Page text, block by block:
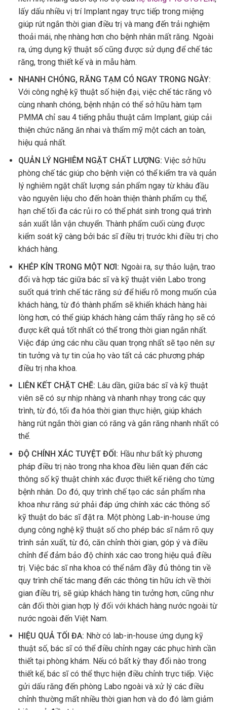
lấy dấu nhiều vị trí Implant ngay trực tiếp trong miệng
giúp rút ngắn thời gian điều trị và mang đến trải nghiệm
thoải mái, nhẹ nhàng hơn cho bệnh nhân mất răng. Ngoài
ra, ứng dụng kỹ thuật số cũng được sử dụng để chế tác
răng, trong thiết kế và in mẫu hàm.
NHANH CHÓNG, RĂNG TẠM CÓ NGAY TRONG NGÀY:
Với công nghệ kỹ thuật số hiện đại, việc chế tác răng vô
cùng nhanh chóng, bệnh nhận có thể sở hữu hàm tạm
PMMA chỉ sau 4 tiếng phẫu thuật cắm Implant, giúp cải
thiện chức năng ăn nhai và thẩm mỹ một cách an toàn,
hiệu quả nhất.
QUẢN LÝ NGHIÊM NGẶT CHẤT LƯỢNG: Việc sở hữu
phòng chế tác giúp cho bệnh viện có thể kiểm tra và quản
lý nghiêm ngặt chất lượng sản phẩm ngay từ khâu đầu
vào nguyên liệu cho đến hoàn thiện thành phẩm cụ thể,
hạn chế tối đa các rủi ro có thể phát sinh trong quá trình
sản xuất lẫn vận chuyển. Thành phẩm cuối cùng được
kiểm soát kỹ càng bởi bác sĩ điều trị trước khi điều trị cho
khách hàng.
KHÉP KÍN TRONG MỘT NƠI: Ngoài ra, sự thảo luận, trao
đổi và hợp tác giữa bác sĩ và kỹ thuật viên Labo trong
suốt quá trình chế tác răng sứ để hiểu rõ mong muốn của
khách hàng, từ đó thành phẩm sẽ khiến khách hàng hài
lòng hơn, có thể giúp khách hàng cảm thấy rằng họ sẽ có
được kết quả tốt nhất có thể trong thời gian ngắn nhất.
Việc đáp ứng các nhu cầu quan trọng nhất sẽ tạo nên sự
tin tưởng và tự tin của họ vào tất cả các phương pháp
điều trị nha khoa.
LIÊN KẾT CHẶT CHẼ: Lâu dần, giữa bác sĩ và kỹ thuật
viên sẽ có sự nhịp nhàng và nhanh nhạy trong các quy
trình, từ đó, tối đa hóa thời gian thực hiện, giúp khách
hàng rút ngắn thời gian có răng và gắn răng nhanh nhất có
thể.
ĐỘ CHÍNH XÁC TUYỆT ĐỐI: Hầu như bất kỳ phương
pháp điều trị nào trong nha khoa đều liên quan đến các
thông số kỹ thuật chính xác được thiết kế riêng cho từng
bệnh nhân. Do đó, quy trình chế tạo các sản phẩm nha
khoa như răng sứ phải đáp ứng chính xác các thông số
kỹ thuật do bác sĩ đặt ra. Một phòng Lab-in-house ứng
dụng công nghệ kỹ thuật số cho phép bác sĩ nắm rõ quy
trình sản xuất, từ đó, căn chỉnh thời gian, góp ý và điều
chỉnh để đảm bảo độ chính xác cao trong hiệu quả điều
trị. Việc bác sĩ nha khoa có thể nắm đầy đủ thông tin về
quy trình chế tác mang đến các thông tin hữu ích về thời
gian điều trị, sẽ giúp khách hàng tin tưởng hơn, cũng như
cân đối thời gian hợp lý đối với khách hàng nước ngoài từ
nước ngoài đến Việt Nam.
HIỆU QUẢ TỐI ĐA: Nhờ có lab-in-house ứng dụng kỹ
thuật số, bác sĩ có thể điều chỉnh ngay các phục hình cần
thiết tại phòng khám. Nếu có bất kỳ thay đổi nào trong
thiết kế, bác sĩ có thể thực hiện điều chỉnh trực tiếp. Việc
gửi dấu răng đến phòng Labo ngoài và xử lý các điều
chỉnh thường mất nhiều thời gian hơn và do đó làm giảm